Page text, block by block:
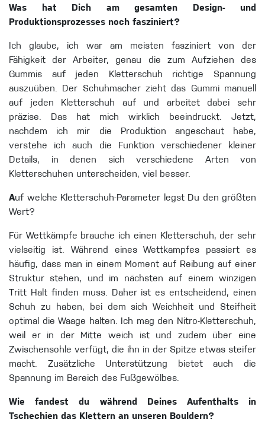
Was hat Dich am gesamten Design- und
Produktionsprozesses noch fasziniert?
Ich glaube, ich war am meisten fasziniert von der
Fähigkeit der Arbeiter, genau die zum Aufziehen des
Gummis auf jeden Kletterschuh richtige Spannung
auszuüben. Der Schuhmacher zieht das Gummi manuell
auf jeden Kletterschuh auf und arbeitet dabei sehr
präzise. Das hat mich wirklich beeindruckt. Jetzt,
nachdem ich mir die Produktion angeschaut habe,
verstehe ich auch die Funktion verschiedener kleiner
Details, in denen sich verschiedene Arten von
Kletterschuhen unterscheiden, viel besser.
Auf welche Kletterschuh-Parameter legst Du den größten
Wert?
Für Wettkämpfe brauche ich einen Kletterschuh, der sehr
vielseitig ist. Während eines Wettkampfes passiert es
häufig, dass man in einem Moment auf Reibung auf einer
Struktur stehen, und im nächsten auf einem winzigen
Tritt Halt finden muss. Daher ist es entscheidend, einen
Schuh zu haben, bei dem sich Weichheit und Steifheit
optimal die Waage halten. Ich mag den Nitro-Kletterschuh,
weil er in der Mitte weich ist und zudem über eine
Zwischensohle verfügt, die ihn in der Spitze etwas steifer
macht. Zusätzliche Unterstützung bietet auch die
Spannung im Bereich des Fußgewölbes.
Wie fandest du während Deines Aufenthalts in
Tschechien das Klettern an unseren Bouldern?